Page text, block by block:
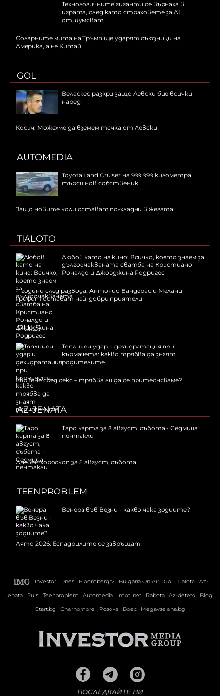
Технологичните гиганти се върнаха в
играта, след като страховете за AI
отшумяват
Соларните мита на Тръмп ще ударят съюзници на
Америка, а не Китай
GOL
Веласкес разкри защо Левски бие всички
наред
Косич: Можехме да вземем точка от Левски
AUTOMEDIA
Toyota Land Cruiser на 999 999 километра
търси нов собственик
Защо новите коли остават по-хладни в жегата
TIALOTO
Любов като на кино: Всичко, което знаем за
дългоочакваната сватба на Кристиано
Роналдо и Джорджина Родригес
11 години след развода: Антонио Бандерас и Мелани
Грифит остават най-добри приятели
PULS
Топлинен удар и дехидратация при
кърмачета: какво трябва да знаят
родителите
Кървене след секс – трябва ли да се притесняваме?
AZ-JENATA
Таро карта за 8 август, събота - Седмица
пентакли
Дневен хороскоп за 8 август, събота
TEENPROBLEM
Венера във Везни - какво чака зодиите?
Лято 2026: Еспадрилите се завръщат
Investor Dnes Bloombergtv Bulgaria On Air Gol Tialoto
Az-
jenata
Puls Teenproblem Automedia Imoti.net Rabota Az-deteto
Blog
Start.bg
Chernomore Posoka Boec Megavselena.bg
ПОСЛЕДВАЙТЕ НИ